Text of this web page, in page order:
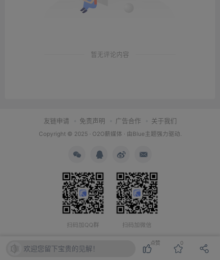
暂无评论内容
友链申请 免责声明 广告合作 关于我们
Copyright © 2025 · O2O薪媒体 · 由 Blue主题强力驱动.
扫码加QQ群 扫码加微信
欢迎您留下宝贵的见解！
点赞 0